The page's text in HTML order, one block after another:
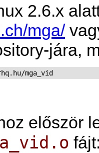
2.6.x
mga/
jára,
először